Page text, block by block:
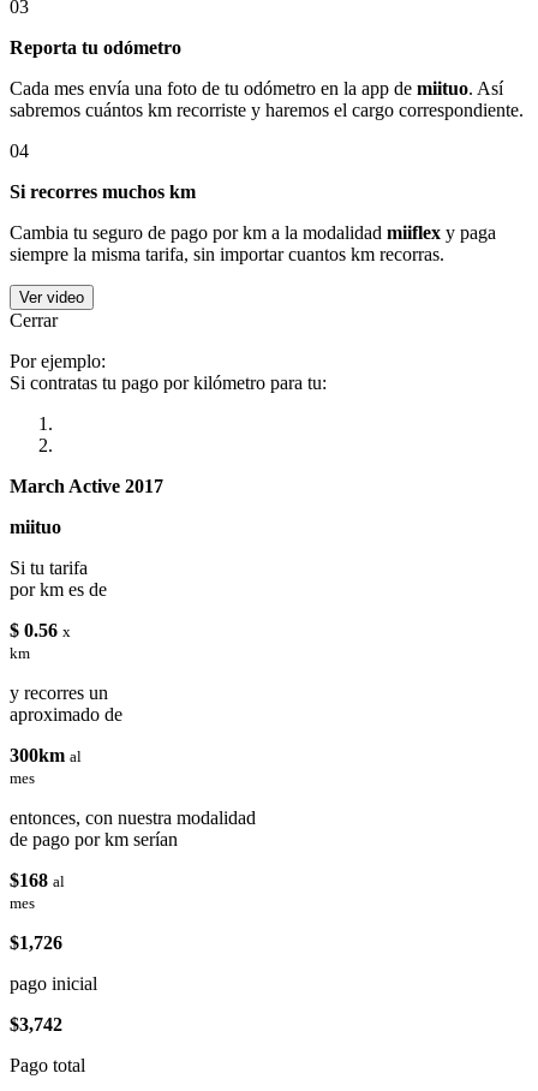
03
Reporta tu odómetro
Cada mes envía una foto de tu odómetro en la app de miituo. Así
sabremos cuántos km recorriste y haremos el cargo correspondiente.
04
Si recorres muchos km
Cambia tu seguro de pago por km a la modalidad miiflex y paga
siempre la misma tarifa, sin importar cuantos km recorras.
Ver video
Cerrar
Por ejemplo:
Si contratas tu pago por kilómetro para tu:
March Active 2017
miituo
Si tu tarifa
por km es de
$ 0.56 x
km
y recorres un
aproximado de
300km al
mes
entonces, con nuestra modalidad
de pago por km serían
$168 al
mes
$1,726
pago inicial
$3,742
Pago total